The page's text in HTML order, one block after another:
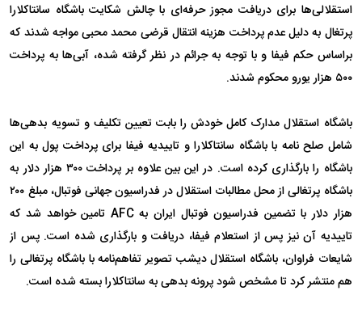
استقلالی‌ها برای دریافت مجوز حرفه‌ای با چالش شکایت باشگاه سانتاکلارا
پرتغال به دلیل عدم پرداخت هزینه انتقال قرضی محمد محبی مواجه شدند که
براساس حکم فیفا و با توجه به جرائم در نظر گرفته شده، آبی‌ها به پرداخت
۵۰۰ هزار یورو محکوم شدند.
باشگاه استقلال مدارک کامل خودش را بابت تعیین تکلیف و تسویه بدهی‌ها
شامل صلح نامه با باشگاه سانتاکلارا و تاییدیه فیفا برای پرداخت پول به این
باشگاه را بارگذاری کرده است. در این بین علاوه بر پرداخت ۳۰۰ هزار دلار به
باشگاه پرتغالی از محل مطالبات استقلال در فدراسیون جهانی فوتبال، مبلغ ۲۰۰
هزار دلار با تضمین فدراسیون فوتبال ایران به AFC تامین خواهد شد که
تاییدیه آن نیز پس از استعلام فیفا، دریافت و بارگذاری شده است. پس از
شایعات فراوان، باشگاه استقلال دیشب تصویر تفاهم‌نامه با باشگاه پرتغالی را
هم منتشر کرد تا مشخص شود پرونه بدهی به سانتاکلارا بسته شده است.